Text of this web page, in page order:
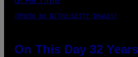
(PHOTO BY NITRO/GETTY IMAGES)
On This Day 32